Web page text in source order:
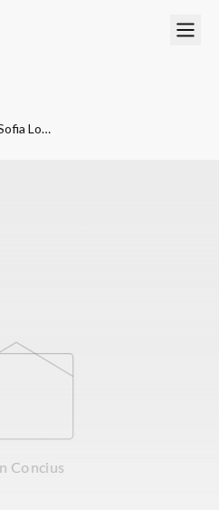
Terreno en venta en Parque Sofia Lomas de Angelopolis II Puebla.